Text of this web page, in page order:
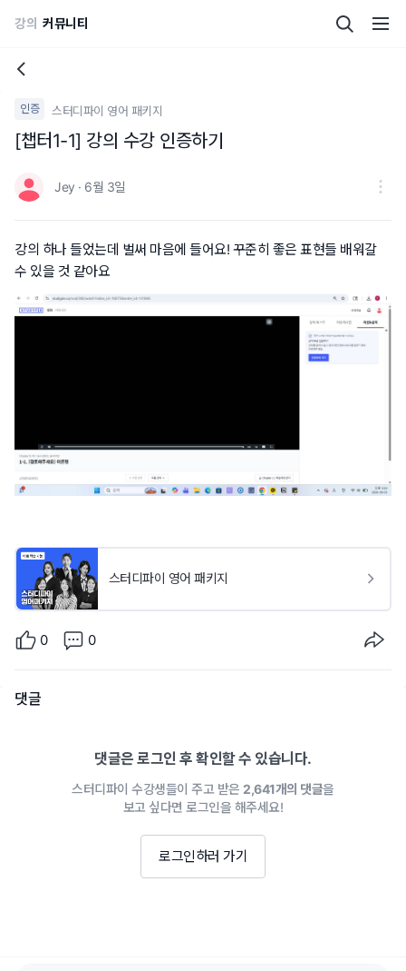
강의 커뮤니티
인증 스터디파이 영어 패키지
[챕터1-1] 강의 수강 인증하기
Jey · 6월 3일
강의 하나 들었는데 벌써 마음에 들어요! 꾸준히 좋은 표현들 배워갈
수 있을 것 같아요
스터디파이 영어 패키지
0 0
댓글
댓글은 로그인 후 확인할 수 있습니다.
스터디파이 수강생들이 주고 받은 2,641개의 댓글을
보고 싶다면 로그인을 해주세요!
로그인하러 가기